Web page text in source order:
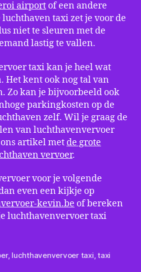
airport of een andere
taxi zet je voor de
niet te sleuren met de
lastig te vallen.
taxi kan je heel wat
Het kent ook nog tal van
Zo kan je bijvoorbeeld ook
parkingkosten op de
zelf. Wil je graag de
van luchthavenvervoer
artikel met de grote
vervoer.
voor je volgende
even een kijkje op
kevin.be of bereken
luchthavenvervoer taxi
, luchthavenvervoer taxi,taxi